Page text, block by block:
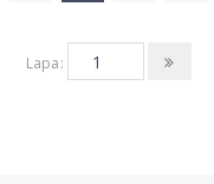
Lapa: